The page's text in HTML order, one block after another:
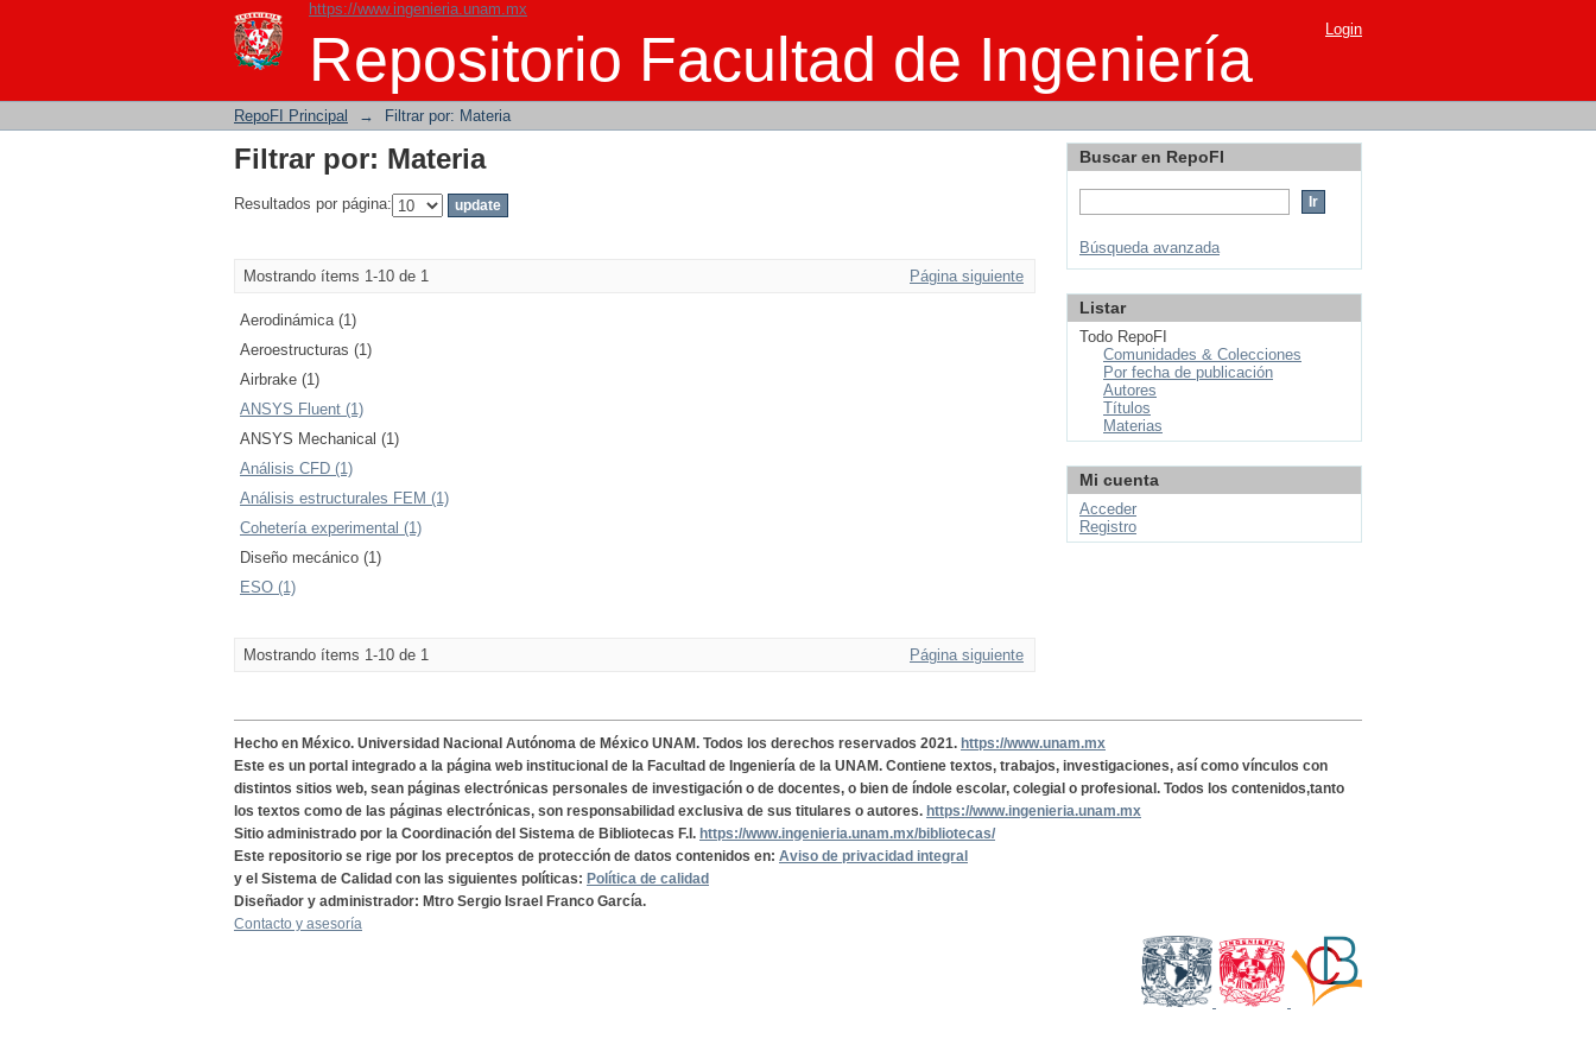
https://www.ingenieria.unam.mx
Repositorio Facultad de Ingeniería
Filtrar por: Materia Login
RepoFI Principal → Filtrar por: Materia
Filtrar por: Materia
Resultados por página:
Mostrando ítems 1-10 de 1 Página siguiente
Aerodinámica (1)
Aeroestructuras (1)
Airbrake (1)
ANSYS Fluent (1)
ANSYS Mechanical (1)
Análisis CFD (1)
Análisis estructurales FEM (1)
Cohetería experimental (1)
Diseño mecánico (1)
ESO (1)
Mostrando ítems 1-10 de 1 Página siguiente
Buscar en RepoFI
Búsqueda avanzada
Listar
Todo RepoFI
Comunidades & Colecciones
Por fecha de publicación
Autores
Títulos
Materias
Mi cuenta
Acceder
Registro
Hecho en México. Universidad Nacional Autónoma de México UNAM. Todos los derechos reservados 2021. https://www.unam.mx
Este es un portal integrado a la página web institucional de la Facultad de Ingeniería de la UNAM. Contiene textos, trabajos, investigaciones, así como vínculos con
distintos sitios web, sean páginas electrónicas personales de investigación o de docentes, o bien de índole escolar, colegial o profesional. Todos los contenidos,tanto
los textos como de las páginas electrónicas, son responsabilidad exclusiva de sus titulares o autores. https://www.ingenieria.unam.mx
Sitio administrado por la Coordinación del Sistema de Bibliotecas F.I. https://www.ingenieria.unam.mx/bibliotecas/
Este repositorio se rige por los preceptos de protección de datos contenidos en: Aviso de privacidad integral
y el Sistema de Calidad con las siguientes políticas: Política de calidad
Diseñador y administrador: Mtro Sergio Israel Franco García.
Contacto y asesoría